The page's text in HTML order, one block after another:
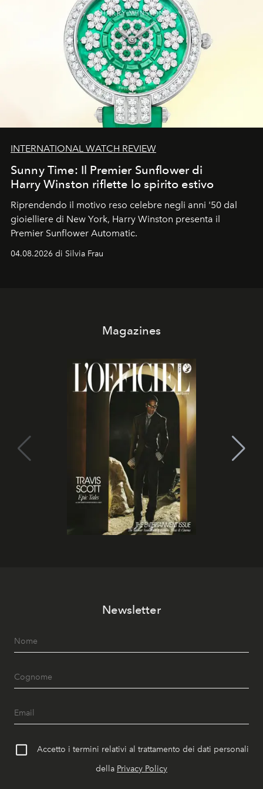
INTERNATIONAL WATCH REVIEW
Sunny Time: Il Premier Sunflower di
Harry Winston riflette lo spirito estivo
Riprendendo il motivo reso celebre negli anni '50 dal
gioielliere di New York, Harry Winston presenta il
Premier Sunflower Automatic.
04.08.2026 di Silvia Frau
Magazines
Newsletter
Accetto i termini relativi al trattamento dei dati personali
della Privacy Policy